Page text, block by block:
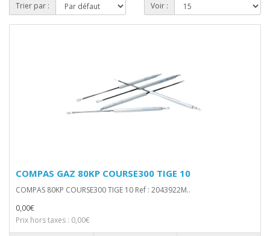
Trier par : Voir :
COMPAS GAZ 80KP COURSE300 TIGE 10
COMPAS 80KP COURSE300 TIGE 10 Ref : 2043922M..
0,00€
Prix hors taxes : 0,00€